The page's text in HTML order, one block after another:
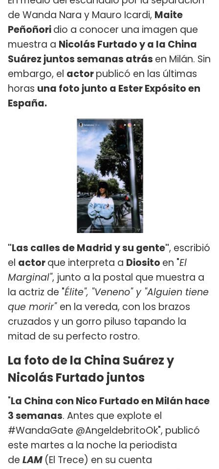
de Wanda Nara y Mauro Icardi, Maite
Peñoñoridio a conocer una imagen que
muestra a Nicolás Furtado y a la China
Suárez juntos semanas atrás en Milán. Sin
embargo, el actorpublicó en las últimas
horas una foto junto a Ester Expósito en
España.
"Las calles de Madrid y su gente", escribió
el actorque interpreta a Diosito en "El
Marginal", junto a la postal que muestra a
la actriz de "Élite", "Veneno" y "Alguien tiene
que morir" en la vereda, con los brazos
cruzados y un gorro piluso tapando la
mitad de su perfecto rostro.
La foto de la China Suárez y
Nicolás Furtado juntos
"La China con Nico Furtado en Milán hace
3 semanas. Antes que explote el
#WandaGate @AngeldebritoOk", publicó
este martes a la noche la periodista
de LAM (El Trece) en su cuenta